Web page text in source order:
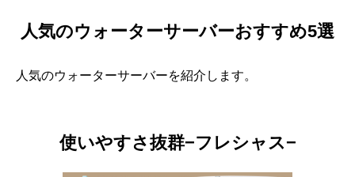
人気のウォーターサーバーおすすめ5選
人気のウォーターサーバーを紹介します。
使いやすさ抜群−フレシャス−